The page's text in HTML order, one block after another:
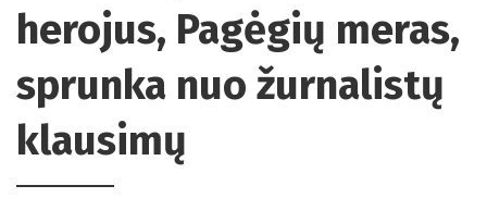
herojus, Pagėgių meras,
sprunka nuo žurnalistų
klausimų